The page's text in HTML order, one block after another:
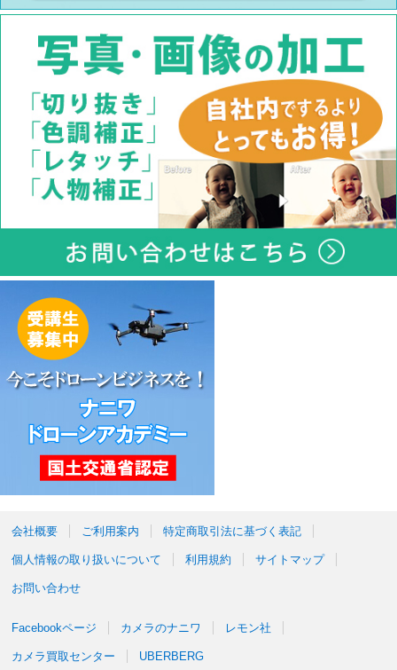
会社概要 ご利用案内 特定商取引法に基づく表記
個人情報の取り扱いについて 利用規約 サイトマップ
お問い合わせ
Facebookページ カメラのナニワ レモン社
カメラ買取センター UBERBERG